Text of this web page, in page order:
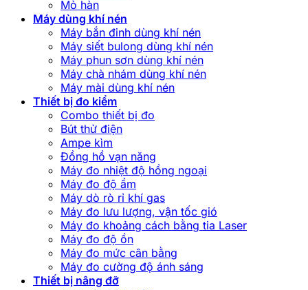
Mỏ hàn
Máy dùng khí nén
Máy bắn đinh dùng khí nén
Máy siết bulong dùng khí nén
Máy phun sơn dùng khí nén
Máy chà nhám dùng khí nén
Máy mài dùng khí nén
Thiết bị đo kiểm
Combo thiết bị đo
Bút thử điện
Ampe kìm
Đồng hồ vạn năng
Máy đo nhiệt độ hồng ngoại
Máy đo độ ẩm
Máy dò rò rỉ khí gas
Máy đo lưu lượng, vận tốc gió
Máy đo khoảng cách bằng tia Laser
Máy đo độ ồn
Máy đo mức cân bằng
Máy đo cường độ ánh sáng
Thiết bị nâng đỡ